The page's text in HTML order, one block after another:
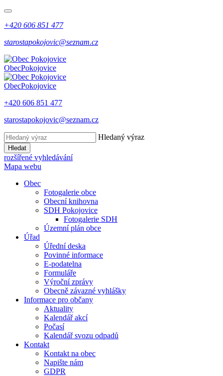
+420 606 851 477
starostapokojovic@seznam.cz
ObecPokojovice
ObecPokojovice
+420 606 851 477
starostapokojovic@seznam.cz
Hledaný výraz
Hledat
rozšířené vyhledávání
Mapa webu
Obec
Fotogalerie obce
Obecní knihovna
SDH Pokojovice
Fotogalerie SDH
Územní plán obce
Úřad
Úřední deska
Povinné informace
E-podatelna
Formuláře
Výroční zprávy
Obecně závazné vyhlášky
Informace pro občany
Aktuality
Kalendář akcí
Počasí
Kalendář svozu odpadů
Kontakt
Kontakt na obec
Napište nám
GDPR